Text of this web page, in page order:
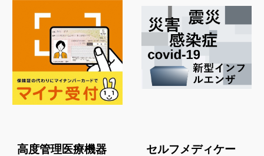
高度管理医療機器
セルフメディケー